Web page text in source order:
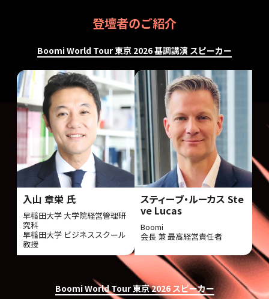
登壇者のご紹介
Boomi World Tour 東京 2026 基調講演 スピーカー
入山 章栄 氏
早稲田大学 大学院経営管理研
究科
早稲田大学 ビジネススクール
教授
スティーブ・ルーカス Ste
ve Lucas
Boomi
会長 兼 最高経営責任者
Boomi World Tour 東京 2026 スピーカー